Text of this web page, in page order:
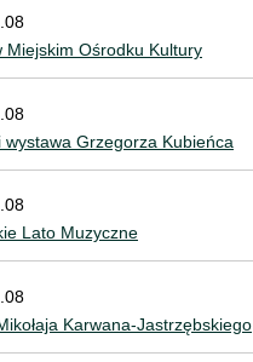
Miejskim Ośrodku Kultury
wystawa Grzegorza Kubieńca
Lato Muzyczne
Karwana-Jastrzębskiego